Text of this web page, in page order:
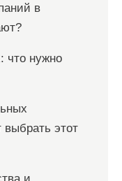
в
что нужно
выбрать этот